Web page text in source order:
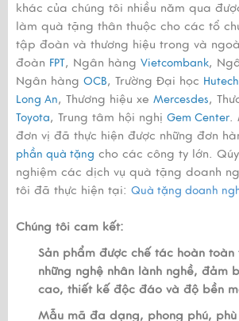
khác của chúng tôi nhiều năm qua
làm quà tặng thân thuộc cho các tổ
tập đoàn và thương hiệu trong và
đoàn FPT, Ngân hàng Vietcombank,
Ngân hàng OCB, Trường Đại học Hutech
Long An, Thương hiệu xe Mercesdes,
Toyota, Trung tâm hội nghị Gem Center.
đơn vị đã thực hiện được những đơn
phần quà tặng cho các công ty lớn.
nghiệm các dịch vụ quà tặng doanh
tôi đã thực hiện tại: Quà tặng doanh
Chúng tôi cam kết:
Sản phẩm được chế tác hoàn toàn
những nghệ nhân lành nghề, đảm
cao, thiết kế độc đáo và độ bền
Mẫu mã đa dạng, phong phú,